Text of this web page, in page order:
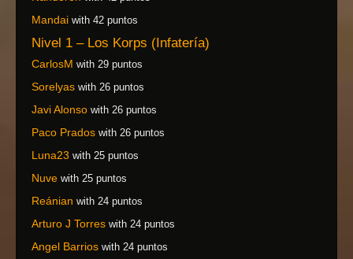
Mandai with 42 puntos
Nivel 1 – Los Korps (Infatería)
CarlosM with 29 puntos
Sorelyas with 26 puntos
Javi Alonso with 26 puntos
Paco Prados with 26 puntos
Luna23 with 25 puntos
Nuve with 25 puntos
Reánian with 24 puntos
Arturo J Torres with 24 puntos
Angel Barrios with 24 puntos